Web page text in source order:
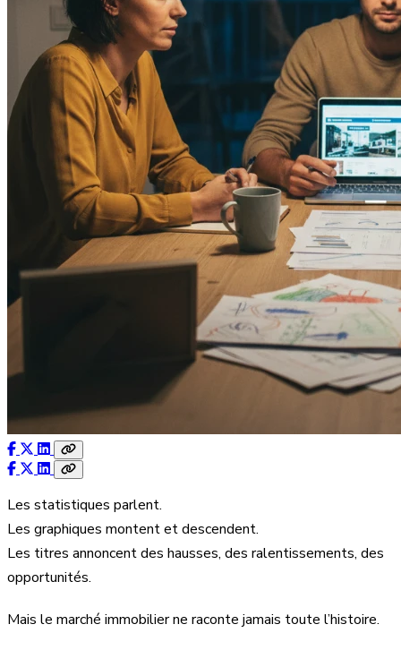
Les statistiques parlent.
Les graphiques montent et descendent.
Les titres annoncent des hausses, des ralentissements, des
opportunités.
Mais le marché immobilier ne raconte jamais toute l’histoire.